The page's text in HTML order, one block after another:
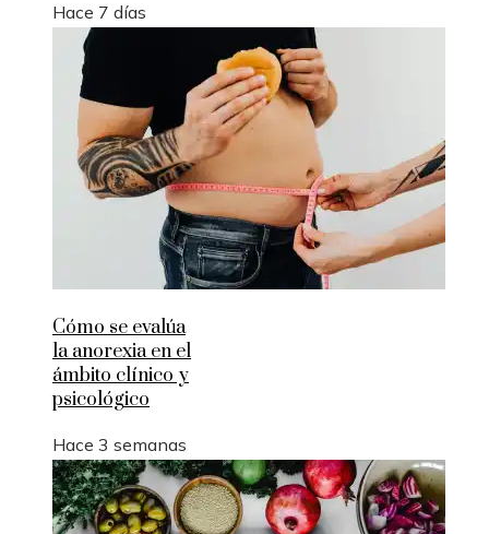
Hace 7 días
Cómo se evalúa
la anorexia en el
ámbito clínico y
psicológico
Hace 3 semanas